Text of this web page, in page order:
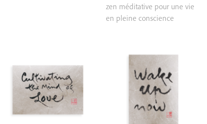
€25.00
à
zen méditative pour une vie
en pleine conscience